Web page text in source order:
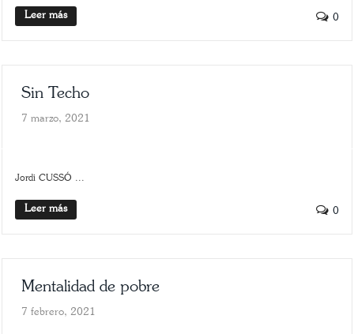
Leer más 0
Sin Techo
7 marzo, 2021
Jordi CUSSÓ ...
Leer más 0
Mentalidad de pobre
7 febrero, 2021